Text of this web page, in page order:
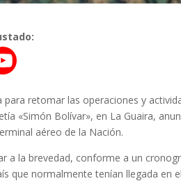
para retomar las operaciones y
«Simón Bolívar», en La Guaira,
aéreo de la Nación.
a la brevedad, conforme a un
que normalmente tenían llegada en